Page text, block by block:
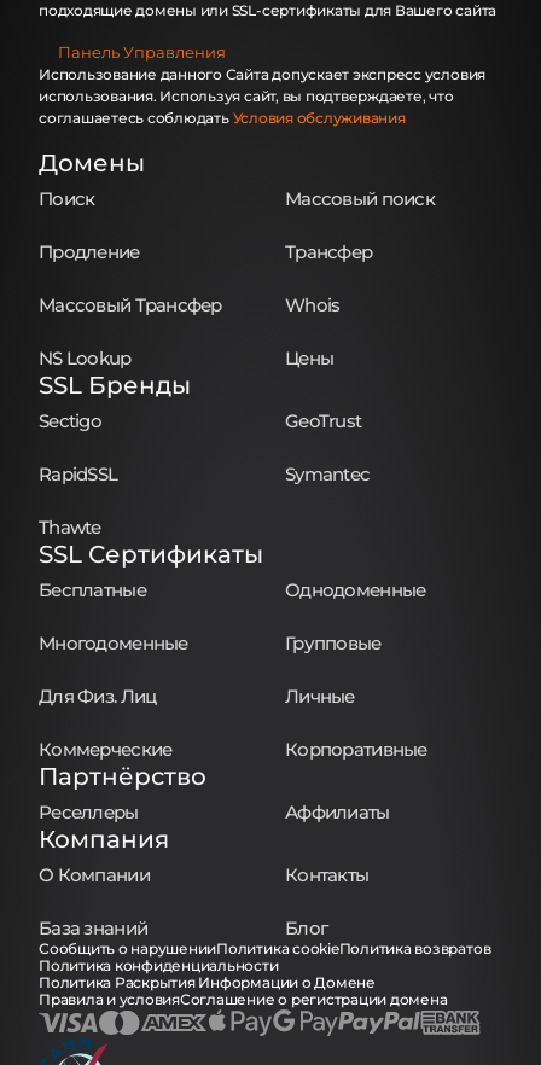
подходящие домены или SSL-сертификаты для Вашего сайта
Панель Управления
Использование данного Сайта допускает экспресс условия
использования. Используя сайт, вы подтверждаете, что
соглашаетесь соблюдать Условия обслуживания
Домены
Поиск Массовый поиск
Продление Трансфер
Массовый Трансфер Whois
NS Lookup Цены
SSL Бренды
Sectigo GeoTrust
RapidSSL Symantec
Thawte
SSL Сертификаты
Бесплатные Однодоменные
Многодоменные Групповые
Для Физ. Лиц Личные
Коммерческие Корпоративные
Партнёрство
Реселлеры Аффилиаты
Компания
О Компании Контакты
База знаний Блог
Сообщить о нарушенииПолитика cookieПолитика возвратов
Политика конфиденциальности
Политика Раскрытия Информации о Домене
Правила и условияСоглашение о регистрации домена